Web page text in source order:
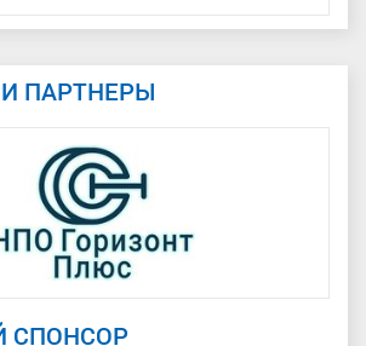
ПАРТНЕРЫ
СПОНСОР